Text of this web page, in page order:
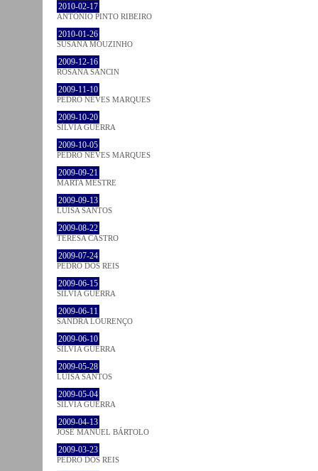
2010-02-17
ANTÓNIO PINTO RIBEIRO
2010-01-26
SUSANA MOUZINHO
2009-12-16
ROSANA SANCIN
2009-11-10
PEDRO NEVES MARQUES
2009-10-20
SÍLVIA GUERRA
2009-10-05
PEDRO NEVES MARQUES
2009-09-21
MARTA MESTRE
2009-09-13
LUÍSA SANTOS
2009-08-22
TERESA CASTRO
2009-07-24
PEDRO DOS REIS
2009-06-15
SÍLVIA GUERRA
2009-06-11
SANDRA LOURENÇO
2009-06-10
SÍLVIA GUERRA
2009-05-28
LUÍSA SANTOS
2009-05-04
SÍLVIA GUERRA
2009-04-13
JOSÉ MANUEL BÁRTOLO
2009-03-23
PEDRO DOS REIS